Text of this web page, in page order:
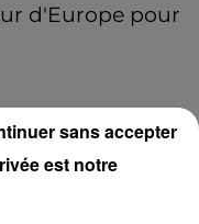
d'Europe pour
Voir plus
est notre
sans accepter